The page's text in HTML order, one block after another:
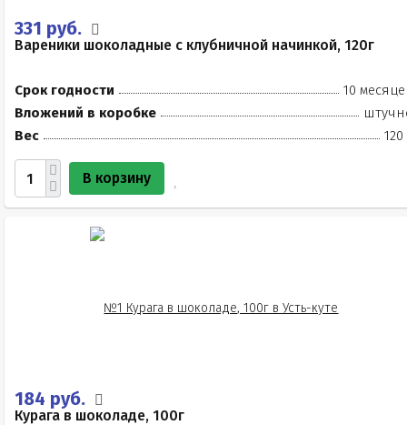
331 руб.
Вареники шоколадные с клубничной начинкой, 120г
Срок годности
10
Вложений в коробке
Вес
120
В корзину
184 руб.
Курага в шоколаде, 100г